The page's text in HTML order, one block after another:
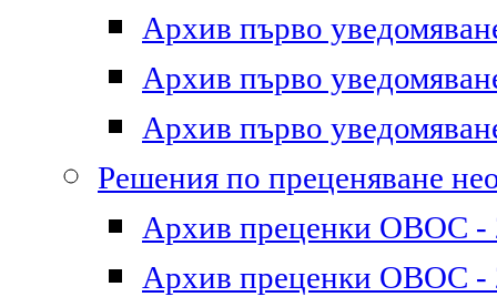
Архив първо
Архив първо
Архив първо
Решения по преценяване
Архив преценки ОВОС -
Архив преценки ОВОС -